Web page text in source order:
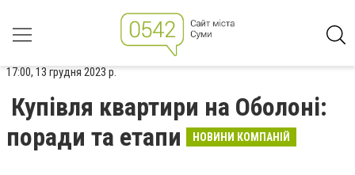
17:00, 13 грудня 2023 р.
Купівля квартири на Оболоні:
поради та етапи
НОВИНИ КОМПАНІЙ